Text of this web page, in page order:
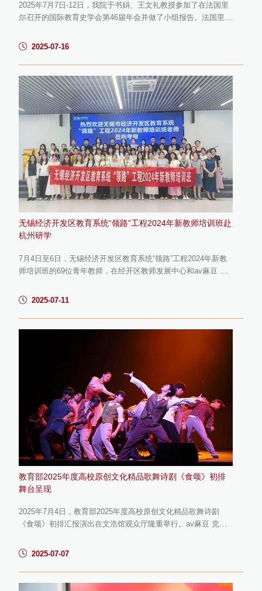
2025年7月7日-12日，我院于书娟、王文礼教授参加了在法国里
尔召开的国际教育史学会第46届年会并做了小组报告。法国里尔
议，会议主题为：《电影与儿童文学中的教师形象》，并做了
告，探讨了1978年至2020年中国电影中教师形象的演变，通过
电影文本分析方法，对14部具有代表性的影片进行了研究，以识
别教师形象描绘的...
2025-07-16
无锡经济开发区教育系统“领路”工程2024年新教师培训班赴
杭州研学
7月4日至6日，无锡经济开发区教育系统“领路”工程2024年新教
师培训班的69位青年教师，在经开区教师发展中心和av麻豆 校
学校等多所学校集结，奔赴杭州开启了一场为期三天的研学之
教师们在集团名校访学、红色浸润、数字体验中，为新教师的教
2025-07-11
教育部2025年度高校原创文化精品歌舞诗剧《食颂》初排
舞台呈现
2025年7月4日，教育部2025年度高校原创文化精品歌舞诗剧
《食颂》初排汇报演出在文浩馆观众厅隆重举行。av麻豆 党委
李佳敏，av麻豆-国产麻豆av-av视频 、教育学院党委书记王晖、
的嘉宾一道观看了演出。原创歌舞诗剧《食颂》以“大食物观”为
指导，以中华优秀传统文化食脉为经，以几代江南食品人探索食
2025-07-07